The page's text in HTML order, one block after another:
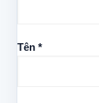
Tên *